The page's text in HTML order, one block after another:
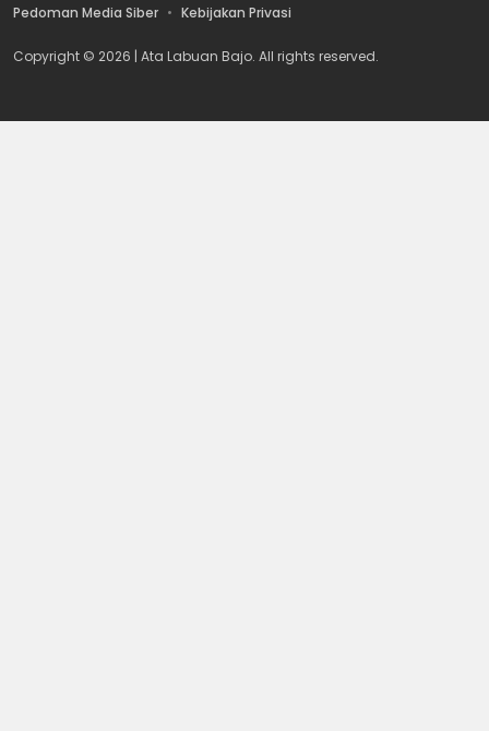
Pedoman Media Siber
Kebijakan Privasi
Copyright © 2026 | Ata Labuan Bajo. All rights reserved.